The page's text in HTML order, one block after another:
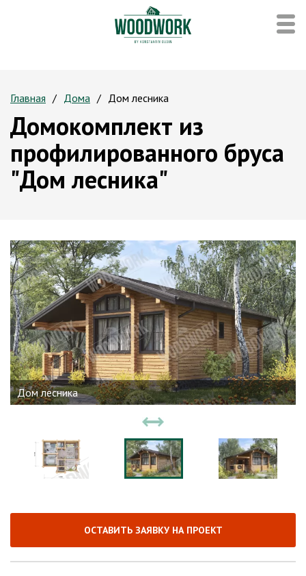
Главная Дома Дом лесника
Домокомплект из
профилированного бруса
"Дом лесника"
Дом лесника
ОСТАВИТЬ ЗАЯВКУ НА ПРОЕКТ